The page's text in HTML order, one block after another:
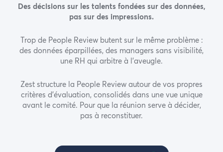
Des décisions sur les talents fondées sur des données,
pas sur des impressions.
Trop de People Review butent sur le même problème :
des données éparpillées, des managers sans visibilité,
une RH qui arbitre à l’aveugle.
Zest structure la People Review autour de vos propres
critères d’évaluation, consolidés dans une vue unique
avant le comité. Pour que la réunion serve à décider,
pas à reconstituer.